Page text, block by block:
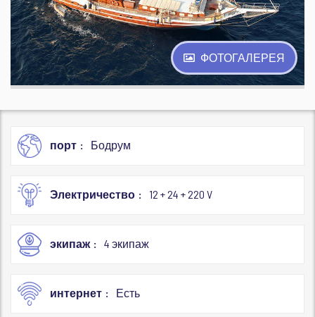
ФОТОГАЛЕРЕЯ
порт Бодрум
Электричество 12 + 24 + 220 V
экипаж 4 экипаж
интернет Есть